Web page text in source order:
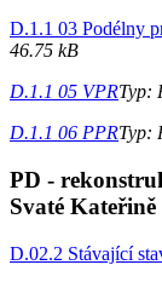
D.1.1 03 Podélny
46.75 kB
D.1.1 05 VPRTyp:
D.1.1 06 PPRTyp:
PD -
Svaté Kateřině
D.02.2 Stávající